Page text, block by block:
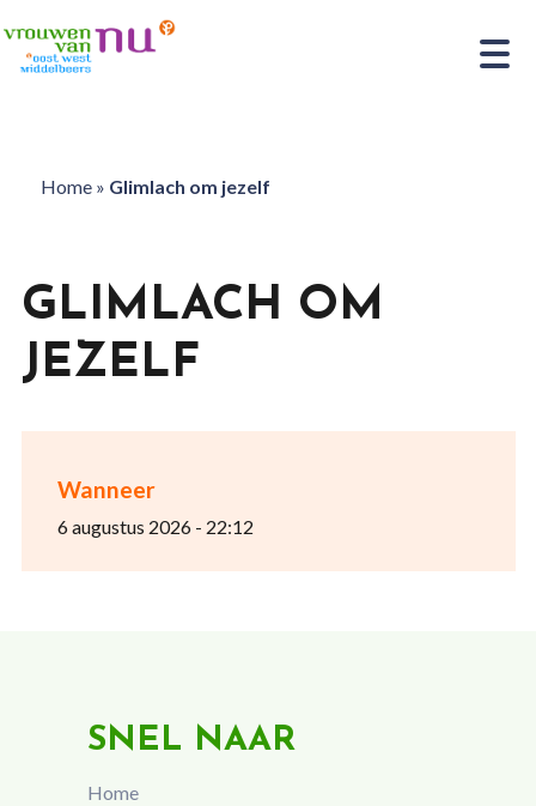
Home» Glimlach om jezelf
Wanneer
6 augustus 2026 - 22:12
GLIMLACH OM
JEZELF
SNEL NAAR
Home